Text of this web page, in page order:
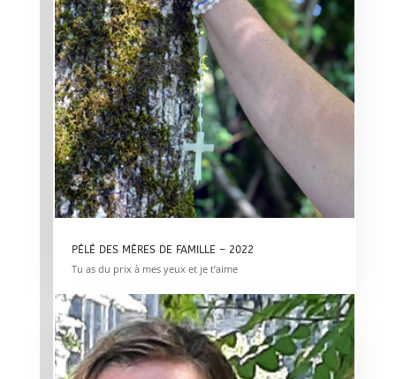
PÉLÉ DES MÈRES DE FAMILLE – 2022
Tu as du prix à mes yeux et je t’aime